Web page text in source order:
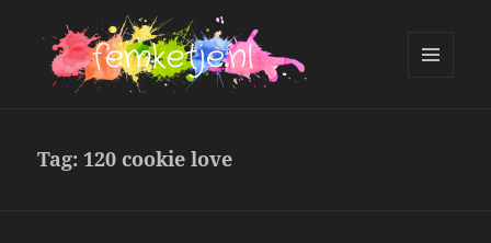
Tag: 120 cookie love